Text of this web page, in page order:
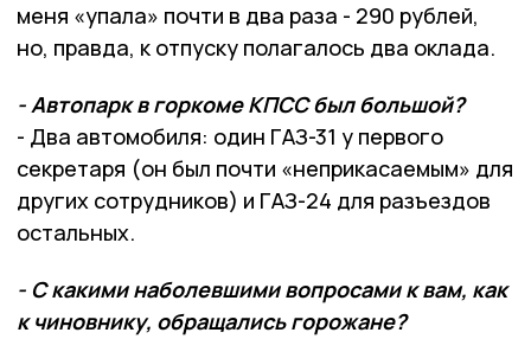
меня «упала» почти в два раза - 290 рублей,
но, правда, к отпуску полагалось два оклада.
- Автопарк в горкоме КПСС был большой?
- Два автомобиля: один ГАЗ-31 у первого
секретаря (он был почти «неприкасаемым» для
других сотрудников) и ГАЗ-24 для разъездов
остальных.
- С какими наболевшими вопросами к вам, как
к чиновнику, обращались горожане?